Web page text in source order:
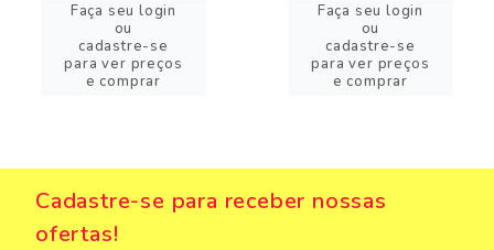
Faça seu login
ou
cadastre-se
para ver preços
e comprar
Faça seu login
ou
cadastre-se
para ver preços
e comprar
Cadastre-se para receber nossas
ofertas!